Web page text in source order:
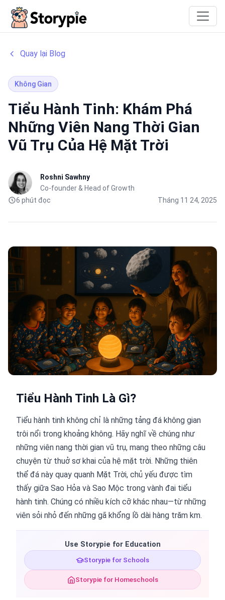
Quay lại Blog
Không Gian
Tiểu Hành Tinh: Khám Phá
Những Viên Nang Thời Gian
Vũ Trụ Của Hệ Mặt Trời
Roshni Sawhny
Co-founder & Head of Growth
6 phút đọc
Tháng 11 24, 2025
Tiểu Hành Tinh Là Gì?
Tiểu hành tinh không chỉ là những tảng đá không gian
trôi nổi trong khoảng không. Hãy nghĩ về chúng như
những viên nang thời gian vũ trụ, mang theo những câu
chuyện từ thuở sơ khai của hệ mặt trời. Những thiên
thể đá này quay quanh Mặt Trời, chủ yếu được tìm
thấy giữa Sao Hỏa và Sao Mộc trong vành đai tiểu
hành tinh. Chúng có nhiều kích cỡ khác nhau—từ những
viên sỏi nhỏ đến những gã khổng lồ dài hàng trăm km.
Use Storypie for Education
Storypie for Schools
Storypie for Homeschools